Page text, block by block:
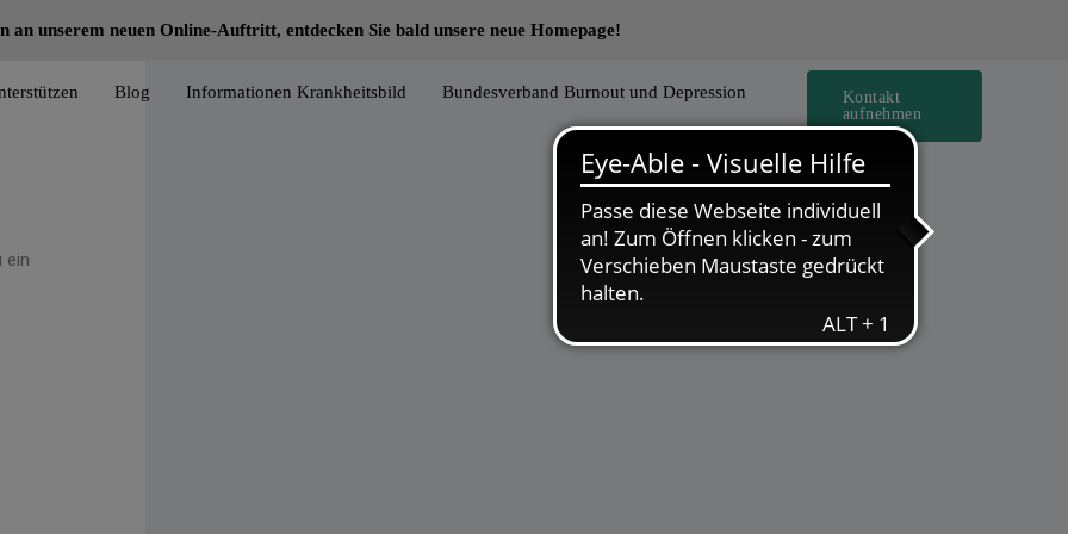
an unserem neuen Online-Auftritt, entdecken Sie bald unsere neue Homepage!
Blog Informationen Krankheitsbild
Bundesverband Burnout und Depression
Kontakt
aufnehmen
ein